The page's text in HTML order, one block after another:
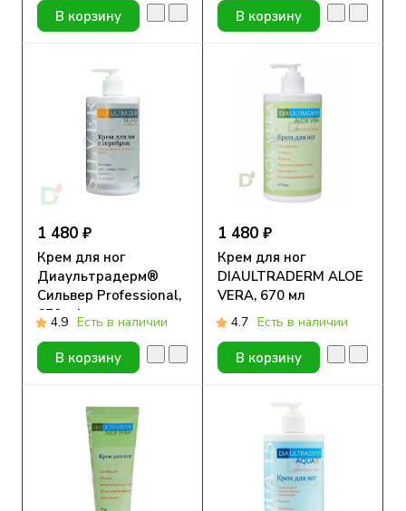
В корзину В корзину
1 480 ₽
Крем для ног
Диаультрадерм®
Сильвер Professional,
670 ml
4.9 Есть в наличии
В корзину
1 480 ₽
Крем для ног
DIAULTRADERM ALOE
VERA, 670 мл
4.7 Есть в наличии
В корзину